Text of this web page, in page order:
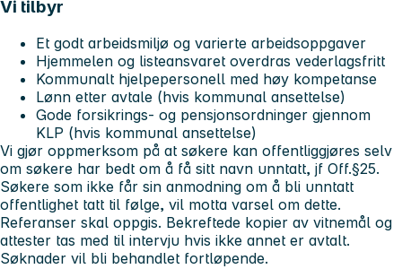
Vi tilbyr
Et godt arbeidsmiljø og varierte arbeidsoppgaver
Hjemmelen og listeansvaret overdras vederlagsfritt
Kommunalt hjelpepersonell med høy kompetanse
Lønn etter avtale (hvis kommunal ansettelse)
Gode forsikrings- og pensjonsordninger gjennom
KLP (hvis kommunal ansettelse)
Vi gjør oppmerksom på at søkere kan offentliggjøres selv
om søkere har bedt om å få sitt navn unntatt, jf Off.§25.
Søkere som ikke får sin anmodning om å bli unntatt
offentlighet tatt til følge, vil motta varsel om dette.
Referanser skal oppgis. Bekreftede kopier av vitnemål og
attester tas med til intervju hvis ikke annet er avtalt.
Søknader vil bli behandlet fortløpende.